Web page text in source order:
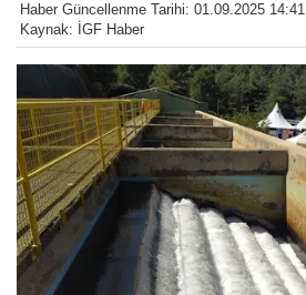
Haber Güncellenme Tarihi: 01.09.2025 14:41
Kaynak: İGF Haber